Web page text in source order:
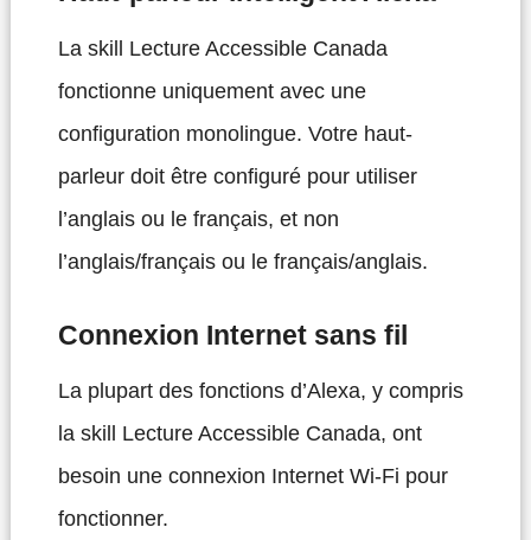
La skill Lecture Accessible Canada
fonctionne uniquement avec une
configuration monolingue. Votre haut-
parleur doit être configuré pour utiliser
l’anglais ou le français, et non
l’anglais/français ou le français/anglais.
Connexion Internet sans fil
La plupart des fonctions d’Alexa, y compris
la skill Lecture Accessible Canada, ont
besoin une connexion Internet Wi-Fi pour
fonctionner.